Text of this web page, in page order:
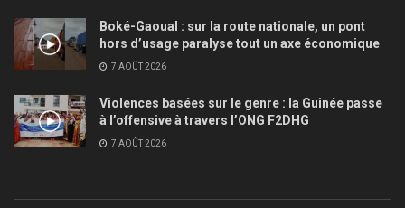
Boké-Gaoual : sur la route nationale, un pont
hors d’usage paralyse tout un axe économique
7 AOÛT 2026
Violences basées sur le genre : la Guinée passe
à l’offensive à travers l’ONG F2DHG
7 AOÛT 2026